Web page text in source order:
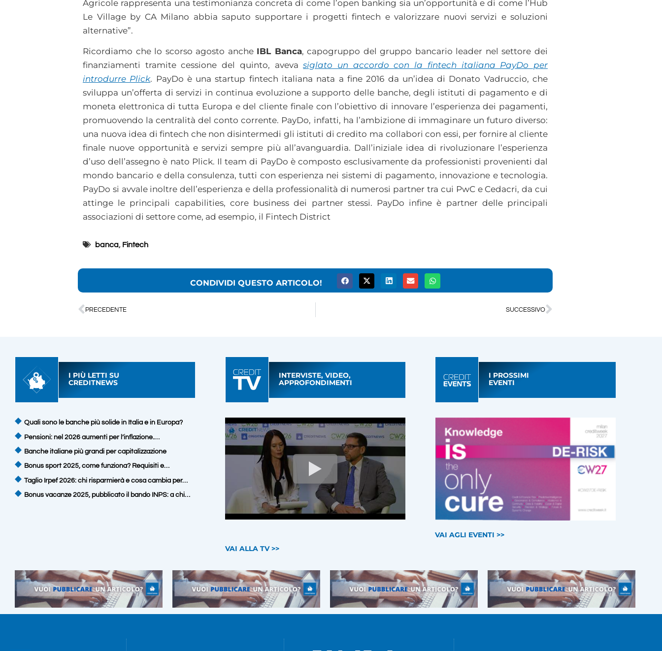
Agricole rappresenta una testimonianza concreta di come l’open banking sia un’opportunità e di come l’Hub
Le Village by CA Milano abbia saputo supportare i progetti fintech e valorizzare nuovi servizi e soluzioni
alternative”.
Ricordiamo che lo scorso agosto anche IBL Banca, capogruppo del gruppo bancario leader nel settore dei
finanziamenti tramite cessione del quinto, avevasiglato un accordo con la fintech italiana PayDo per
introdurre Plick. PayDo è una startup fintech italiana nata a fine 2016 da un’idea di Donato Vadruccio, che
sviluppa un’offerta di servizi in continua evoluzione a supporto delle banche, degli istituti di pagamento e di
moneta elettronica di tutta Europa e del cliente finale con l’obiettivo di innovare l’esperienza dei pagamenti,
promuovendo la centralità del conto corrente. PayDo, infatti, ha l’ambizione di immaginare un futuro diverso:
una nuova idea di fintech che non disintermedi gli istituti di credito ma collabori con essi, per fornire al cliente
finale nuove opportunità e servizi sempre più all’avanguardia. Dall’iniziale idea di rivoluzionare l’esperienza
d’uso dell’assegno è nato Plick. Il team di PayDo è composto esclusivamente da professionisti provenienti dal
mondo bancario e della consulenza, tutti con esperienza nei sistemi di pagamento, innovazione e tecnologia.
PayDo si avvale inoltre dell’esperienza e della professionalità di numerosi partner tra cui PwC e Cedacri, da cui
attinge le principali capabilities, core business dei partner stessi. PayDo infine è partner delle principali
associazioni di settore come, ad esempio, il Fintech District
banca, Fintech
CONDIVIDI QUESTO ARTICOLO!
PRECEDENTE SUCCESSIVO
I PIÙ LETTI SU
CREDITNEWS
Quali sono le banche più solide in Italia e in Europa?
Pensioni: nel 2026 aumenti per l’inflazione.…
Banche italiane più grandi per capitalizzazione
Bonus sport 2025, come funziona? Requisiti e…
Taglio Irpef 2026: chi risparmierà e cosa cambia per…
Bonus vacanze 2025, pubblicato il bando INPS: a chi…
INTERVISTE, VIDEO,
APPROFONDIMENTI
VAI ALLA TV >>
I PROSSIMI
EVENTI
VAI AGLI EVENTI >>